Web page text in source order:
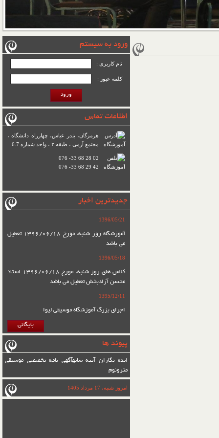
ورود به سیستم
نام کاربری :
کلمه عبور :
ورود
اطلاعات تماس
هرمزگان، بندر عباس، چهارراه دانشگاه ،
مجتمع آرمی ، طبقه ۳ ، واحد شماره 6.7
076 -33 68 28 02
076 -33 68 29 42
جدیدترین اخبار
1396/05/21
آموزشگاه روز شنبه، مورخ 1396/06/18 تعطیل
می باشد
1396/05/18
کلاس های روز شنبه، مورخ 1396/06/18 استاد
محسن آزادبخش تعطیل می باشد
1395/12/11
اجرای بزرگ آموزشگاه موسیقی لیوا
بایگانی
پیوند ها
ایده نگاران آتیه سایهآگهی نامه تخصصی موسیقی
مترونوم
امروز شنبه، 17 مرداد 1405